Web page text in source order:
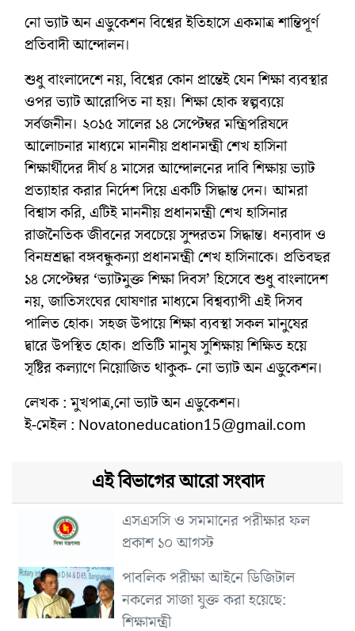
নো ভ্যাট অন এডুকেশন বিশ্বের ইতিহাসে একমাত্র শান্তিপূর্ণ
প্রতিবাদী আন্দোলন।
শুধু বাংলাদেশে নয়, বিশ্বের কোন প্রান্তেই যেন শিক্ষা ব্যবস্থার
ওপর ভ্যাট আরোপিত না হয়। শিক্ষা হোক স্বল্পব্যয়ে
সর্বজনীন। ২০১৫ সালের ১৪ সেপ্টেম্বর মন্ত্রিপরিষদে
আলোচনার মাধ্যমে মাননীয় প্রধানমন্ত্রী শেখ হাসিনা
শিক্ষার্থীদের দীর্ঘ ৪ মাসের আন্দোলনের দাবি শিক্ষায় ভ্যাট
প্রত্যাহার করার নির্দেশ দিয়ে একটি সিদ্ধান্ত দেন। আমরা
বিশ্বাস করি, এটিই মাননীয় প্রধানমন্ত্রী শেখ হাসিনার
রাজনৈতিক জীবনের সবচেয়ে সুন্দরতম সিদ্ধান্ত। ধন্যবাদ ও
বিনম্রশ্রদ্ধা বঙ্গবন্ধুকন্যা প্রধানমন্ত্রী শেখ হাসিনাকে। প্রতিবছর
১৪ সেপ্টেম্বর ‘ভ্যাটমুক্ত শিক্ষা দিবস’ হিসেবে শুধু বাংলাদেশ
নয়, জাতিসংঘের ঘোষণার মাধ্যমে বিশ্বব্যাপী এই দিসব
পালিত হোক। সহজ উপায়ে শিক্ষা ব্যবস্থা সকল মানুষের
দ্বারে উপস্থিত হোক। প্রতিটি মানুষ সুশিক্ষায় শিক্ষিত হয়ে
সৃষ্টির কল্যাণে নিয়োজিত থাকুক- নো ভ্যাট অন এডুকেশন।
লেখক : মুখপাত্র,নো ভ্যাট অন এডুকেশন।
ই-মেইল : Novatoneducation15@gmail.com
এই বিভাগের আরো সংবাদ
এসএসসি ও সমমানের পরীক্ষার ফল
প্রকাশ ১০ আগস্ট
পাবলিক পরীক্ষা আইনে ডিজিটাল
নকলের সাজা যুক্ত করা হয়েছে:
শিক্ষামন্ত্রী